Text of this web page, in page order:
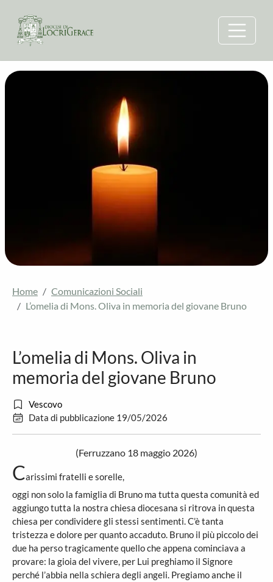
Home
Comunicazioni Sociali
L’omelia di Mons. Oliva in memoria del giovane Bruno
L’omelia di Mons. Oliva in
memoria del giovane Bruno
Vescovo
Data di pubblicazione 19/05/2026
(Ferruzzano 18 maggio 2026)
Carissimi fratelli e sorelle,
oggi non solo la famiglia di Bruno ma tutta questa comunità ed
aggiungo tutta la nostra chiesa diocesana si ritrova in questa
chiesa per condividere gli stessi sentimenti. C’è tanta
tristezza e dolore per quanto accaduto. Bruno il più piccolo dei
due ha perso tragicamente quello che appena cominciava a
provare: la gioia del vivere, per Lui preghiamo il Signore
perché l’abbia nella schiera degli angeli. Pregiamo anche il